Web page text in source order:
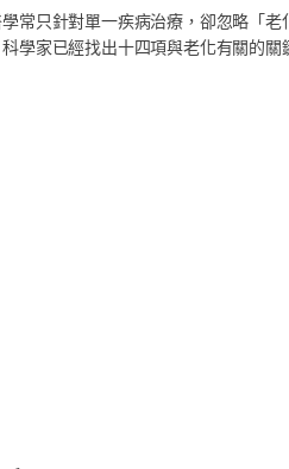
常只針對單一疾病治療，卻忽略「老
學家已經找出十四項與老化有關的關
甚至心理社會孤立等。作者
對個人體內的老化因子，透過基因、